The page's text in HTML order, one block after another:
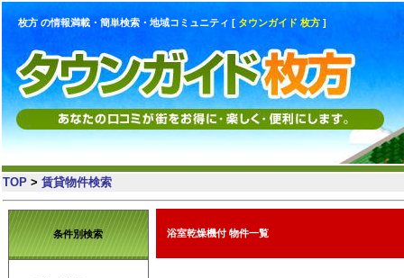
枚方 の情報満載・簡単検索・地域コミュニティ [ タウンガイド 枚方 ]
TOP > 賃貸物件検索
条件別検索 浴室乾燥機付 物件一覧